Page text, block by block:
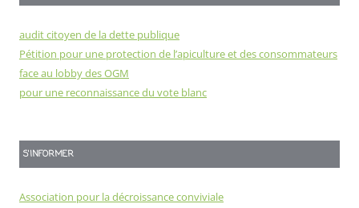
audit citoyen de la dette publique
Pétition pour une protection de l’apiculture et des consommateurs
face au lobby des OGM
pour une reconnaissance du vote blanc
S'INFORMER
Association pour la décroissance conviviale